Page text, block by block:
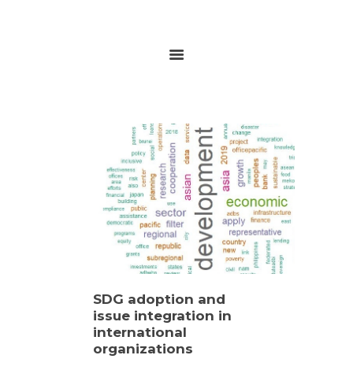
GLOBALGOALS 2024
PAST EVENTS
SDG adoption and
issue integration in
international
organizations